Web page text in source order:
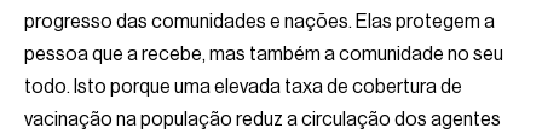
progresso das comunidades e nações. Elas protegem a
pessoa que a recebe, mas também a comunidade no seu
todo. Isto porque uma elevada taxa de cobertura de
vacinação na população reduz a circulação dos agentes